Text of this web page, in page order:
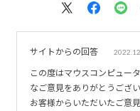
スリープ中は点滅してて
ザインは好き
ほぼ使わないけど上部に
いかな、もとうすると重
サイトからの回答
この度はマウスコンピュー
なご意見をありがとうござい
お客様からいただいたご意